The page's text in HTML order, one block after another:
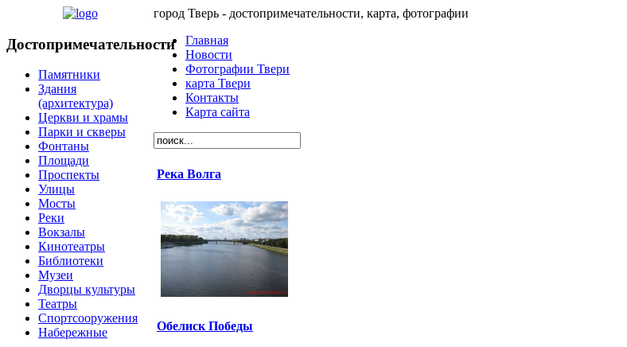
Достопримечательности
Памятники
Здания
(архитектура)
Церкви и храмы
Парки и скверы
Фонтаны
Площади
Проспекты
Улицы
Мосты
Реки
Вокзалы
Кинотеатры
Библиотеки
Музеи
Дворцы культуры
Театры
Спортсооружения
Набережные
город Тверь - достопримечательности, карта, фотографии
Главная
Новости
Фотографии Твери
карта Твери
Контакты
Карта сайта
Река Волга
Обелиск Победы